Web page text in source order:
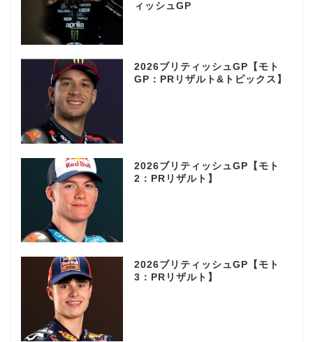
ィッシュGP
2026ブリティッシュGP【モト
GP：PRリザルト&トピックス】
2026ブリティッシュGP【モト
2：PRリザルト】
2026ブリティッシュGP【モト
3：PRリザルト】